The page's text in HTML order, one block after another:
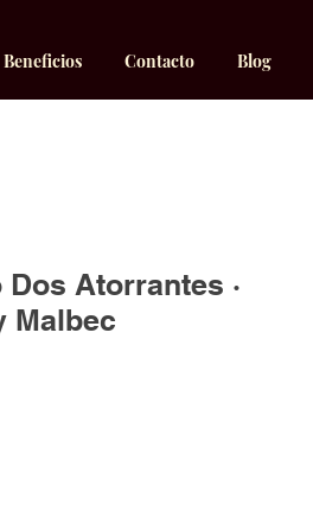
Beneficios Contacto Blog
Atorrantes ·
Malbec